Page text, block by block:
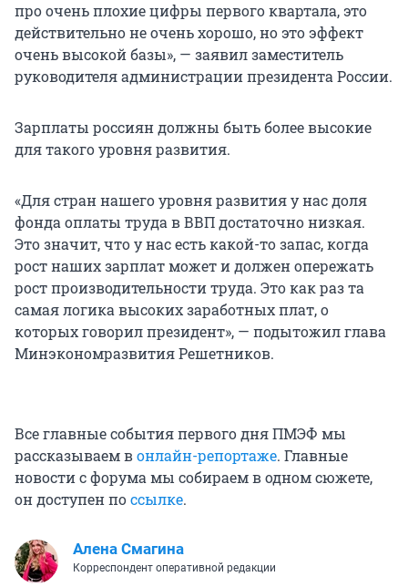
про очень плохие цифры первого квартала, это
действительно не очень хорошо, но это эффект
очень высокой базы», — заявил заместитель
руководителя администрации президента России.
Зарплаты россиян должны быть более высокие
для такого уровня развития.
«Для стран нашего уровня развития у нас доля
фонда оплаты труда в ВВП достаточно низкая.
Это значит, что у нас есть какой-то запас, когда
рост наших зарплат может и должен опережать
рост производительности труда. Это как раз та
самая логика высоких заработных плат, о
которых говорил президент», — подытожил глава
Минэкономразвития Решетников.
Все главные события первого дня ПМЭФ мы
рассказываем вонлайн-репортаже. Главные
новости с форума мы собираем в одном сюжете,
он доступен поссылке.
Алена Смагина
Корреспондент оперативной редакции